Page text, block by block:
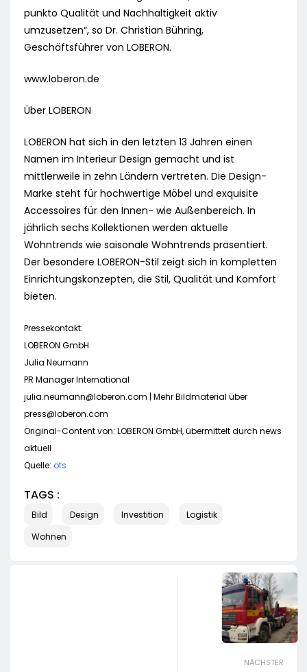
punkto Qualität und Nachhaltigkeit aktiv
umzusetzen“, so Dr. Christian Bühring,
Geschäftsführer von LOBERON.
www.loberon.de
Über LOBERON
LOBERON hat sich in den letzten 13 Jahren einen
Namen im Interieur Design gemacht und ist
mittlerweile in zehn Ländern vertreten. Die Design-
Marke steht für hochwertige Möbel und exquisite
Accessoires für den Innen- wie Außenbereich. In
jährlich sechs Kollektionen werden aktuelle
Wohntrends wie saisonale Wohntrends präsentiert.
Der besondere LOBERON-Stil zeigt sich in kompletten
Einrichtungskonzepten, die Stil, Qualität und Komfort
bieten.
Pressekontakt:
LOBERON GmbH
Julia Neumann
PR Manager International
julia.neumann@loberon.com | Mehr Bildmaterial über
press@loberon.com
Original-Content von: LOBERON GmbH, übermittelt durch news
aktuell
Quelle: ots
TAGS :
Bild Design Investition
Logistik
Wohnen
NÄCHSTER